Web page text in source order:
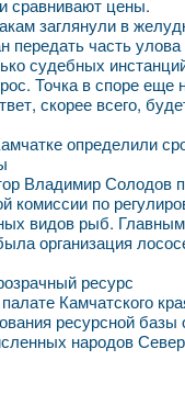
сравнивают цены.
заглянули в
передать часть
судебных
Точка в споре еще
скорее всего,
определили
Владимир Солодов
комиссии по
видов рыб.
организация
ресурс
Камчатского
ресурсной
народов